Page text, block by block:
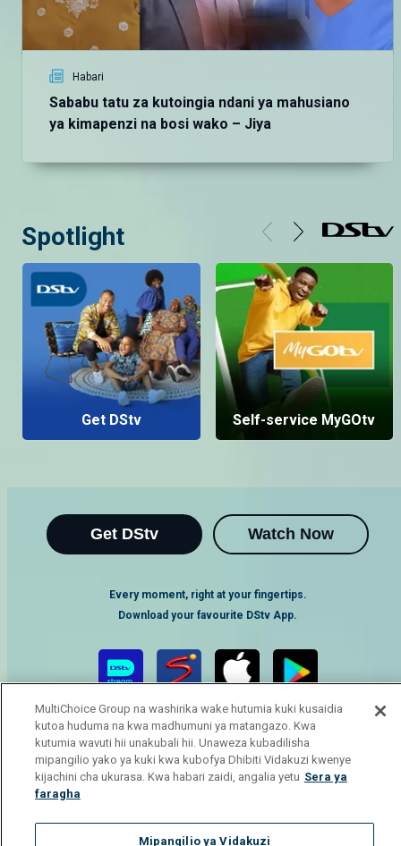
Habari
Sababu tatu za kutoingia ndani ya mahusiano
ya kimapenzi na bosi wako – Jiya
Spotlight
Get DStv Self-service MyGOtv
Get DStv Watch Now
Every moment, right at your fingertips.
Download your favourite DStv App.
Responsible Disclosure Policy
Copyright
Careers
MultiChoice Group na washirika wake hutumia kuki kusaidia
kutoa huduma na kwa madhumuni ya matangazo. Kwa
kutumia wavuti hii unakubali hii. Unaweza kubadilisha
mipangilio yako ya kuki kwa kubofya Dhibiti Vidakuzi kwenye
kijachini cha ukurasa. Kwa habari zaidi, angalia yetu Sera ya
faragha
Mipangilio ya Vidakuzi